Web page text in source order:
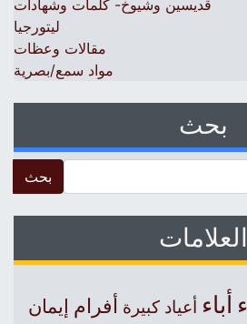
قديسين وشيوخ- كلمات وشهادات
ليتورجيا
مقالات وعظات
مواد سمع/بصرية
بحث
العلامات
أباء أعياد كبيرة أفرام إيمان